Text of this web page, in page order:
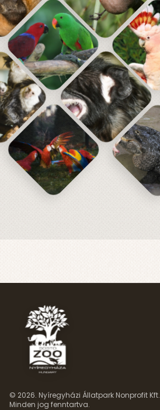
© 2026. Nyíregyházi Állatpark Nonprofit Kft.
Minden jog fenntartva.